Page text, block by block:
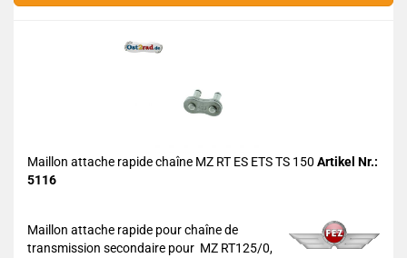
Maillon attache rapide chaîne MZ RT ES ETS TS 150 Artikel Nr.:
5116
Maillon attache rapide pour chaîne de
transmission secondaire pour MZ RT125/0,